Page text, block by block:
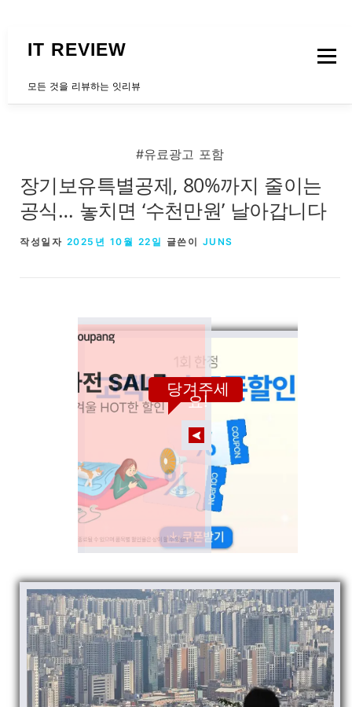
IT REVIEW
모든 것을 리뷰하는 잇리뷰
메뉴
#유료광고 포함
장기보유특별공제, 80%까지 줄이는
공식… 놓치면 ‘수천만원’ 날아갑니다
작성일자 2025년 10월 22일 글쓴이 JUNS
당겨주세
요!